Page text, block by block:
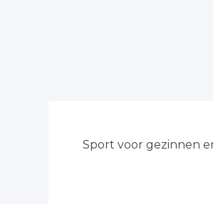
Sport voor gezinnen